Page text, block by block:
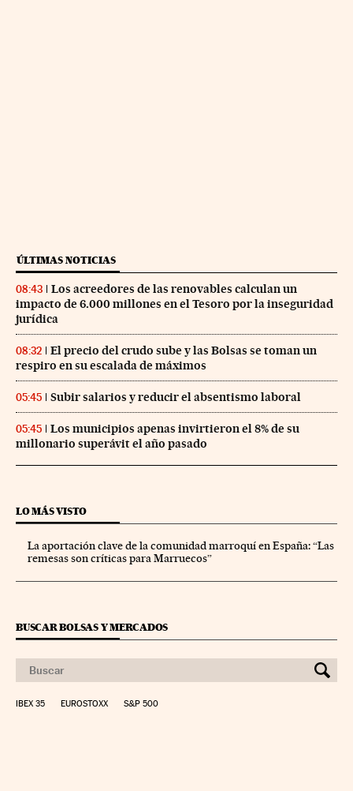
ÚLTIMAS NOTICIAS
08:43
Los acreedores de las renovables calculan un
impacto de 6.000 millones en el Tesoro por la inseguridad
jurídica
08:32
El precio del crudo sube y las Bolsas se toman un
respiro en su escalada de máximos
05:45 Subir salarios y reducir el absentismo laboral
05:45
Los municipios apenas invirtieron el 8% de su
millonario superávit el año pasado
LO MÁS VISTO
La aportación clave de la comunidad marroquí en España: “Las
remesas son críticas para Marruecos”
BUSCAR BOLSAS Y MERCADOS
IBEX 35 EUROSTOXX S&P 500